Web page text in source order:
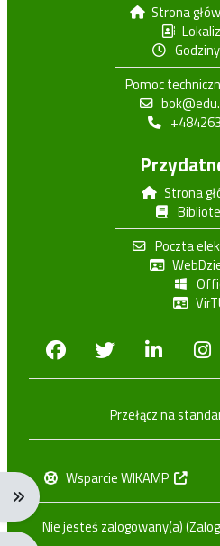
Rozwiń menu nawigacji: Ctrl + Alt + →
Strona
Pomoc
Strona
Poczta
FacebookTwitterLinkedin
Przełącz na
Wsparcie WIKAMP
Nie jesteś zalogowany(a) (